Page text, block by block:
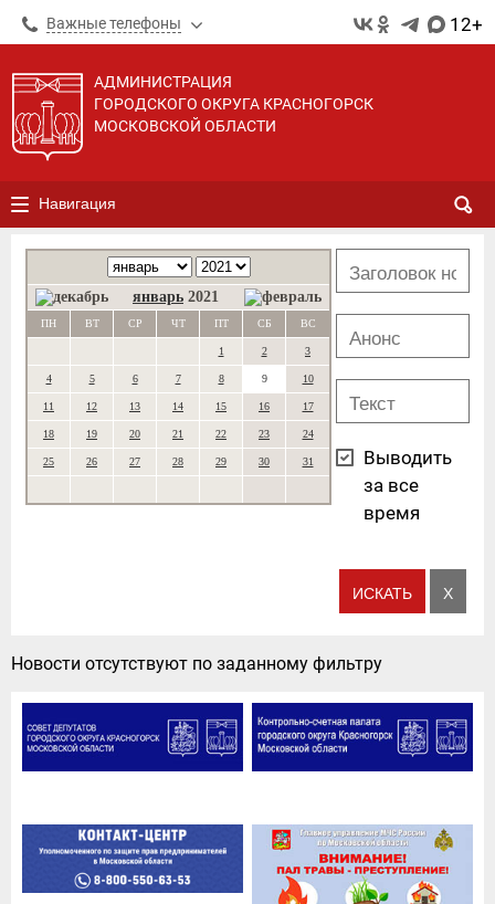
Важные телефоны 12+
АДМИНИСТРАЦИЯ
ГОРОДСКОГО ОКРУГА КРАСНОГОРСК
МОСКОВСКОЙ ОБЛАСТИ
Навигация
январь 2021
ПН ВТ СР ЧТ ПТ СБ ВС
1 2 3
4 5 6 7 8 9 10
11 12 13 14 15 16 17
18 19 20 21 22 23 24
25 26 27 28 29 30 31
Выводить
за все
время
Новости отсутствуют по заданному фильтру